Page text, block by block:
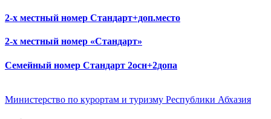
2-х местный номер Стандарт+доп.место
2-х местный номер «Стандарт»
Семейный номер Стандарт 2осн+2допа
Министерство по курортам и туризму Республики Абхазия